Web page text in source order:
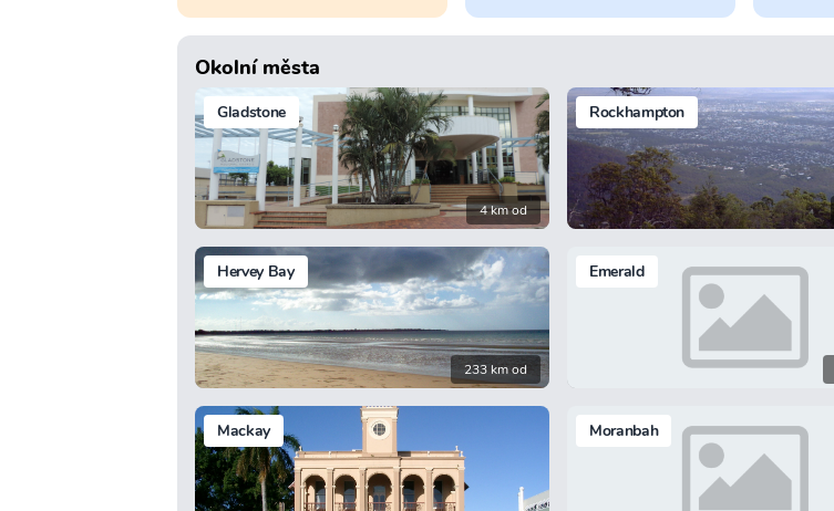
Okolní města
Gladstone
4 km od
Rockhampton
Hervey Bay
233 km od
Emerald
Mackay Moranbah